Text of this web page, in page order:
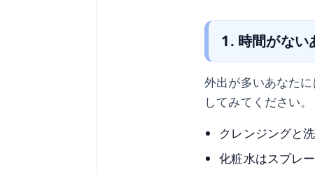
1. 時間がない
外出が多いあなた
してみてください。
クレンジングと
化粧水はスプレ